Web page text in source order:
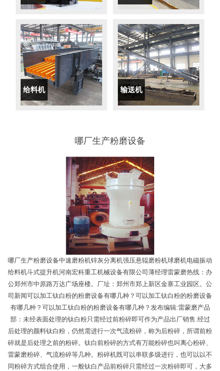
给料机 输送机
哪厂生产粉磨设备
哪厂生产粉磨设备中速磨粉机锌灰分离机强压悬辊磨粉机球磨机电磁振动
给料机斗式提升机河南宏科重工机械设备有限公司薄经理雷蒙磨热线：办
公郑州市中原路万达广场座楼。厂址：郑州市郑上新区金寨工业园区。公
司新闻可以加工钛白粉的粉磨设备有哪几种？可以加工钛白粉的粉磨设备
有哪几种？可以加工钛白粉的粉磨设备有哪几种？发布编辑:雷蒙磨产品
部：未经表面处理的钛白粉只需经过前粉碎即可作为产品出厂销售.经过
后处理的颜料钛白粉，仍然需进行一次气流粉碎，称为后粉碎，所谓前粉
碎就是后处理之前的粉碎。钛白前粉碎的方式有万能粉碎也叫离心粉碎、
雷蒙磨粉碎、气流粉碎等几种。粉碎机既可以串联多级进行，也可以以不
同粉碎方式组合使用，一般钛白产品前粉碎只需经过一次粉碎即可，大多